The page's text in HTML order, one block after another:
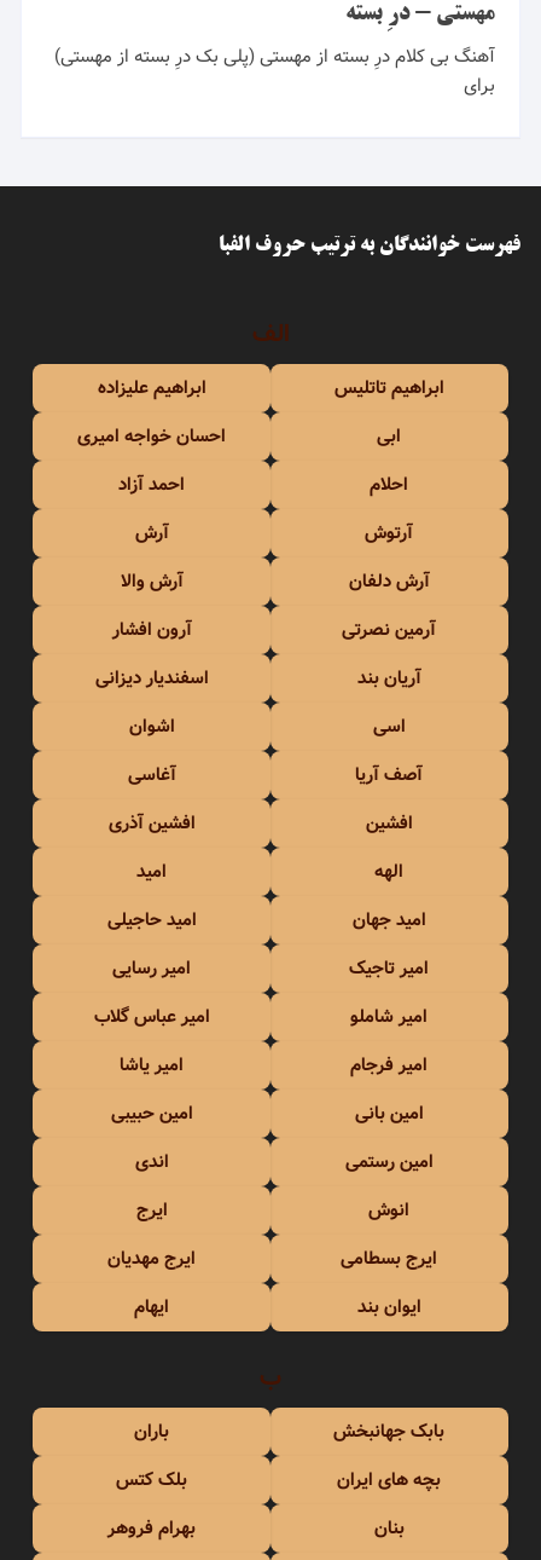
مهستی - درِ بسته
آهنگ بی کلام درِ بسته از مهستی (پلی بک درِ بسته از مهستی)
برای
فهرست خوانندگان به ترتیب حروف الفبا
الف
ابراهیم تاتلیس
ابراهیم علیزاده
ابی
احسان خواجه امیری
احلام
احمد آزاد
آرتوش
آرش
آرش دلفان
آرش والا
آرمین نصرتی
آرون افشار
آریان بند
اسفندیار دیزانی
اسی
اشوان
آصف آریا
آغاسی
افشین
افشین آذری
الهه
امید
امید جهان
امید حاجیلی
امیر تاجیک
امیر رسایی
امیر شاملو
امیر عباس گلاب
امیر فرجام
امیر یاشا
امین بانی
امین حبیبی
امین رستمی
اندی
انوش
ایرج
ایرج بسطامی
ایرج مهدیان
ایوان بند
ایهام
ب
بابک جهانبخش
باران
بچه های ایران
بلک کتس
بنان
بهرام فروهر